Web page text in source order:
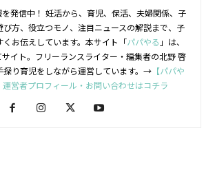
発信中！ 妊活から、育児、保活、夫婦関係、子
び方、役立つモノ、注目ニュースの解説まで、子
お伝えしています。本サイト「パパやる 」は、
イト。フリーランスライター・編集者の北野 啓
探り育児をしながら運営しています。→【パパや
運営者プロフィール・お問い合わせはコチラ